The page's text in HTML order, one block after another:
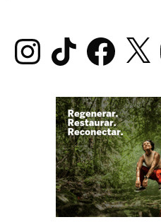
InstagramTikTok Facebook
X